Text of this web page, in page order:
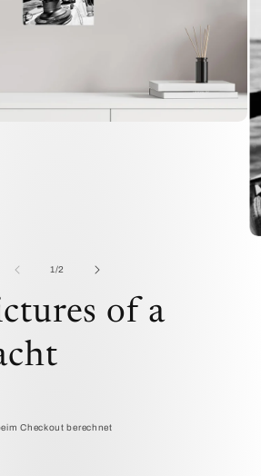
1/von
2
of a
Checkout berechnet